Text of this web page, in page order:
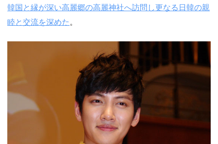
韓国と縁が深い高麗郷の高麗神社へ訪問し更なる日韓の親
睦と交流を深めた 。